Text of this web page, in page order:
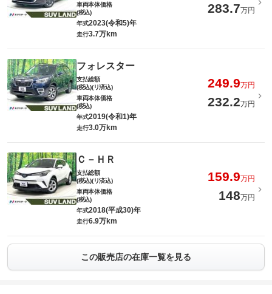
車両本体価格
(税込)
283.7万円
年式2023(令和5)年
走行3.7万km
フォレスター
支払総額
(税込)(リ済込)
249.9万円
車両本体価格
(税込)
232.2万円
年式2019(令和1)年
走行3.0万km
Ｃ－ＨＲ
支払総額
(税込)(リ済込)
159.9万円
車両本体価格
(税込)
148万円
年式2018(平成30)年
走行6.9万km
この販売店の在庫一覧を見る